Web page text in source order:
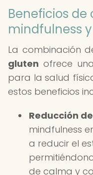
Beneficios
mindfulness y
La combinación
gluten ofrece
para la salud
estos beneficios
Reducción
mindfulness
a reducir el
de calma y